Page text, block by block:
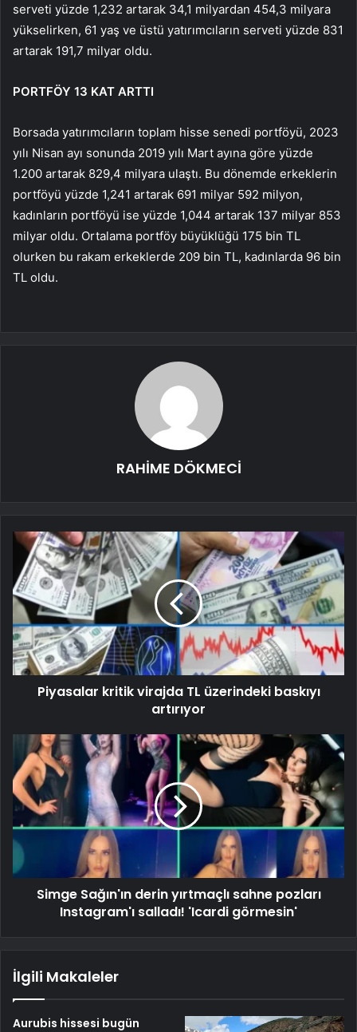
serveti yüzde 1,232 artarak 34,1 milyardan 454,3 milyara
yükselirken, 61 yaş ve üstü yatırımcıların serveti yüzde 831
artarak 191,7 milyar oldu.
PORTFÖY 13 KAT ARTTI
Borsada yatırımcıların toplam hisse senedi portföyü, 2023
yılı Nisan ayı sonunda 2019 yılı Mart ayına göre yüzde
1.200 artarak 829,4 milyara ulaştı. Bu dönemde erkeklerin
portföyü yüzde 1,241 artarak 691 milyar 592 milyon,
kadınların portföyü ise yüzde 1,044 artarak 137 milyar 853
milyar oldu. Ortalama portföy büyüklüğü 175 bin TL
olurken bu rakam erkeklerde 209 bin TL, kadınlarda 96 bin
TL oldu.
RAHİME DÖKMECİ
Piyasalar kritik virajda TL üzerindeki baskıyı
artırıyor
Simge Sağın'ın derin yırtmaçlı sahne pozları
Instagram'ı salladı! 'Icardi görmesin'
İlgili Makaleler
Aurubis hissesi bugün